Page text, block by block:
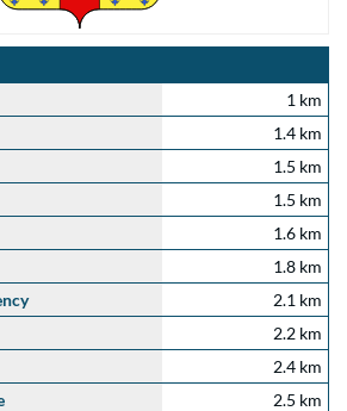
1 km
1.4 km
1.5 km
1.5 km
1.6 km
1.8 km
2.1 km
2.2 km
2.4 km
2.5 km